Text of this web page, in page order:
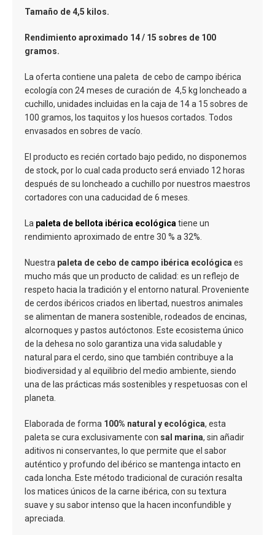
Tamaño de 4,5 kilos.
Rendimiento aproximado 14 / 15 sobres de 100
gramos.
La oferta contiene una paleta de cebo de campo ibérica
ecología con 24 meses de curación de 4,5 kg loncheado a
cuchillo, unidades incluidas en la caja de 14 a 15 sobres de
100 gramos, los taquitos y los huesos cortados. Todos
envasados en sobres de vacío.
El producto es recién cortado bajo pedido, no disponemos
de stock, por lo cual cada producto será enviado 12 horas
después de su loncheado a cuchillo por nuestros maestros
cortadores con una caducidad de 6 meses.
La paleta de bellota ibérica ecológica tiene un
rendimiento aproximado de entre 30 % a 32%.
Nuestra paleta de cebo de campo ibérica ecológica es
mucho más que un producto de calidad: es un reflejo de
respeto hacia la tradición y el entorno natural. Proveniente
de cerdos ibéricos criados en libertad, nuestros animales
se alimentan de manera sostenible, rodeados de encinas,
alcornoques y pastos autóctonos. Este ecosistema único
de la dehesa no solo garantiza una vida saludable y
natural para el cerdo, sino que también contribuye a la
biodiversidad y al equilibrio del medio ambiente, siendo
una de las prácticas más sostenibles y respetuosas con el
planeta.
Elaborada de forma 100% natural y ecológica, esta
paleta se cura exclusivamente con sal marina, sin añadir
aditivos ni conservantes, lo que permite que el sabor
auténtico y profundo del ibérico se mantenga intacto en
cada loncha. Este método tradicional de curación resalta
los matices únicos de la carne ibérica, con su textura
suave y su sabor intenso que la hacen inconfundible y
apreciada.